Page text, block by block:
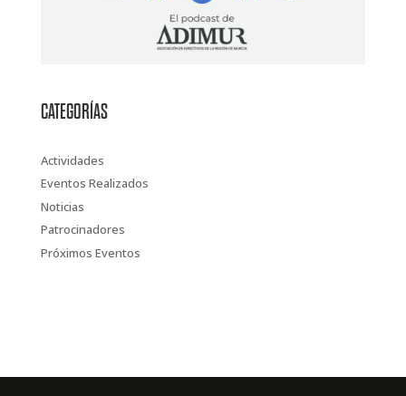
CATEGORÍAS
Actividades
Eventos Realizados
Noticias
Patrocinadores
Próximos Eventos